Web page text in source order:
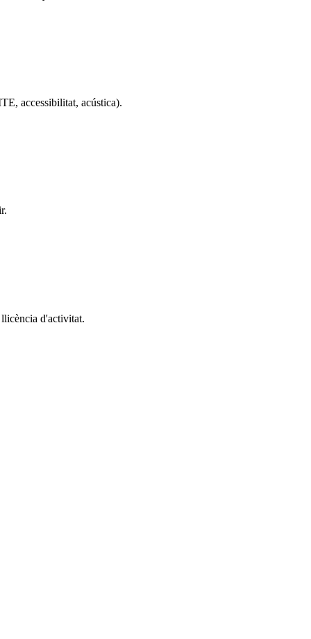
accessibilitat, acústica).
d'activitat.